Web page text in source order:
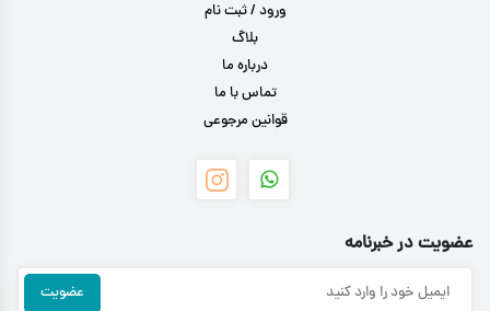
ورود / ثبت نام
بلاگ
درباره ما
تماس با ما
قوانین مرجوعی
عضویت در خبرنامه